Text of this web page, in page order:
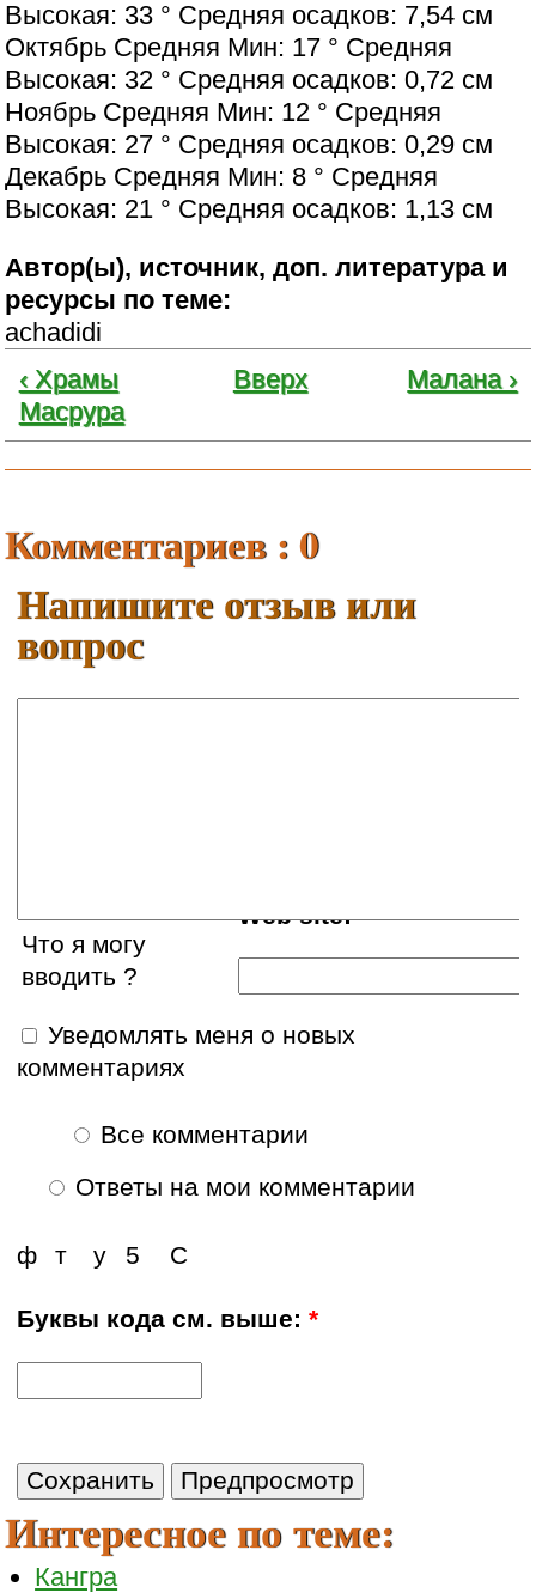
Высокая: 33 ° Средняя осадков: 7,54 см
Октябрь Средняя Мин: 17 ° Средняя
Высокая: 32 ° Средняя осадков: 0,72 см
Ноябрь Средняя Мин: 12 ° Средняя
Высокая: 27 ° Средняя осадков: 0,29 см
Декабрь Средняя Мин: 8 ° Средняя
Высокая: 21 ° Средняя осадков: 1,13 см
Автор(ы), источник, доп. литература и
ресурсы по теме:
achadidi
‹ Храмы
Масрура
Вверх Малана ›
Комментариев : 0
Напишите отзыв или
вопрос
Web site:
Что я могу
вводить ?
Уведомлять меня о новых
комментариях
Все комментарии
Ответы на мои комментарии
С
у
т
ф 5
Буквы кода см. выше:*
Интересное по теме:
Кангра